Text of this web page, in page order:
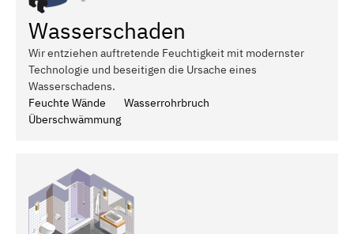
Wasserschaden
Wir entziehen auftretende Feuchtigkeit mit modernster
Technologie und beseitigen die Ursache eines
Wasserschadens.
Feuchte Wände
Wasserrohrbruch
Überschwämmung